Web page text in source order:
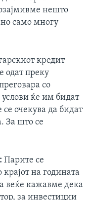
нешто
само многу
кредит
одат преку
со
ќе им бидат
очекува да бидат
За што се
: Парите се
на годината
веќе кажавме дека
за инвестиции